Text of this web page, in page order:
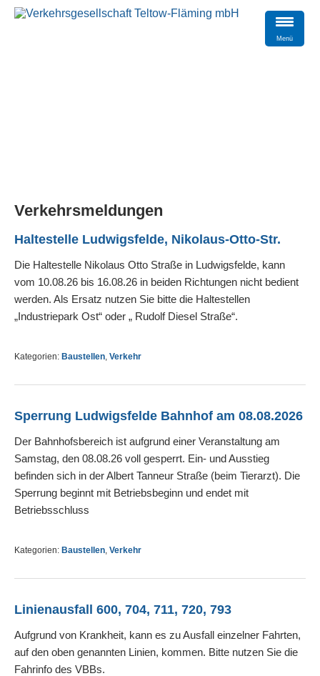
Verkehrsmeldungen
Haltestelle Ludwigsfelde, Nikolaus-Otto-Str.
Die Haltestelle Nikolaus Otto Straße in Ludwigsfelde, kann
vom 10.08.26 bis 16.08.26 in beiden Richtungen nicht bedient
werden. Als Ersatz nutzen Sie bitte die Haltestellen
„Industriepark Ost“ oder „ Rudolf Diesel Straße“.
Kategorien: Baustellen, Verkehr
Sperrung Ludwigsfelde Bahnhof am 08.08.2026
Der Bahnhofsbereich ist aufgrund einer Veranstaltung am
Samstag, den 08.08.26 voll gesperrt. Ein- und Ausstieg
befinden sich in der Albert Tanneur Straße (beim Tierarzt). Die
Sperrung beginnt mit Betriebsbeginn und endet mit
Betriebsschluss
Kategorien: Baustellen, Verkehr
Linienausfall 600, 704, 711, 720, 793
Aufgrund von Krankheit, kann es zu Ausfall einzelner Fahrten,
auf den oben genannten Linien, kommen. Bitte nutzen Sie die
Fahrinfo des VBBs.
Menü